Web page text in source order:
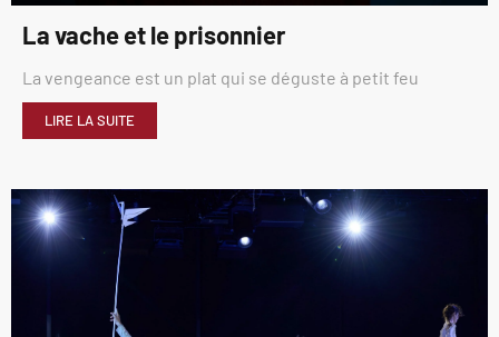
La vache et le prisonnier
La vengeance est un plat qui se déguste à petit feu
LIRE LA SUITE